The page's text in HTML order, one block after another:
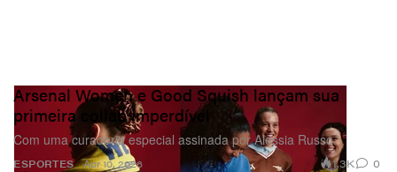
ESPORTES
Arsenal Women e Good Squish lançam sua
primeira collab imperdível
Com uma curadoria especial assinada por Alessia Russo.
Apr 10, 2026 1.3K 0